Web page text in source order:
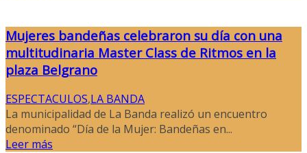
Mujeres bandeñas celebraron su día con una
multitudinaria Master Class de Ritmos en la
plaza Belgrano
ESPECTACULOS,LA BANDA
La municipalidad de La Banda realizó un encuentro
denominado “Día de la Mujer: Bandeñas en...
Leer más